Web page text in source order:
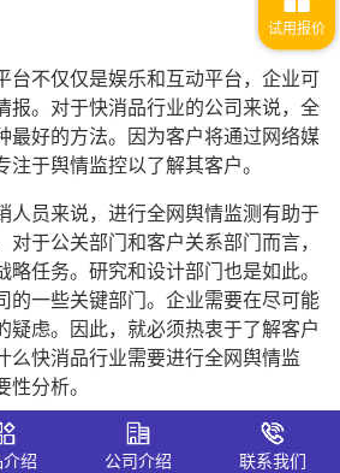
台不仅仅是娱乐和互动平台，企业可
报。对于快消品行业的公司来说，全
最好的方法。因为客户将通过网络媒
于舆情监控以了解其客户。
人员来说，进行全网舆情监测有助于
于公关部门和客户关系部门而言，
任务。研究和设计部门也是如此。
的一些关键部门。企业需要在尽可能
疑虑。因此，就必须热衷于了解客户
么快消品行业需要进行全网舆情监
分析。
，从而提高投资回报率
绍 公司介绍 联系我们